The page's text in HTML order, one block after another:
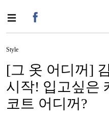
Style
[그 옷 어디꺼]
시작! 입고싶은
코트 어디꺼?